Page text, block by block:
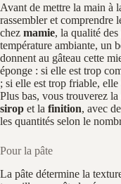
Avant de mettre la main à
rassembler et comprendre
chez mamie, la qualité
température ambiante, un
donnent au gâteau cette
éponge : si elle est trop
; si elle est trop friable,
Plus bas, vous trouverez
sirop et la finition, avec
les quantités selon le
Pour la pâte
La pâte détermine la